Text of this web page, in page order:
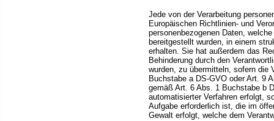
Jede von der Verarbeitung
Europäischen Richtlinien- und
personenbezogenen Daten,
bereitgestellt wurden, in einem
erhalten. Sie hat außerdem das
Behinderung durch den
wurden, zu übermitteln, sofern die
Buchstabe a DS-GVO oder Art. 9
gemäß Art. 6 Abs. 1 Buchstabe b
automatisierter Verfahren erfolgt,
Aufgabe erforderlich ist, die im
Gewalt erfolgt, welche dem